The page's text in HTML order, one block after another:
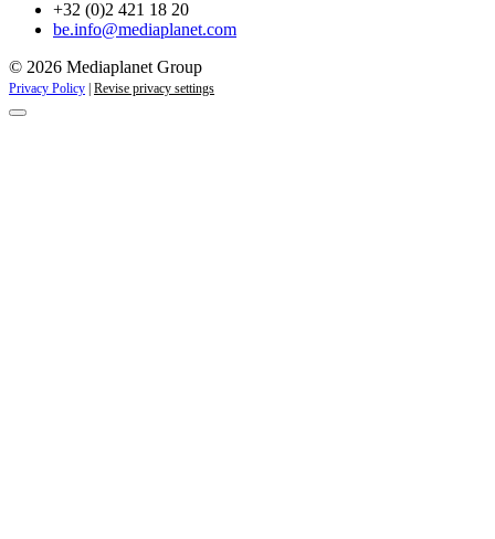
+32 (0)2 421 18 20
be.info@mediaplanet.com
© 2026 Mediaplanet Group
Privacy Policy Revise privacy settings